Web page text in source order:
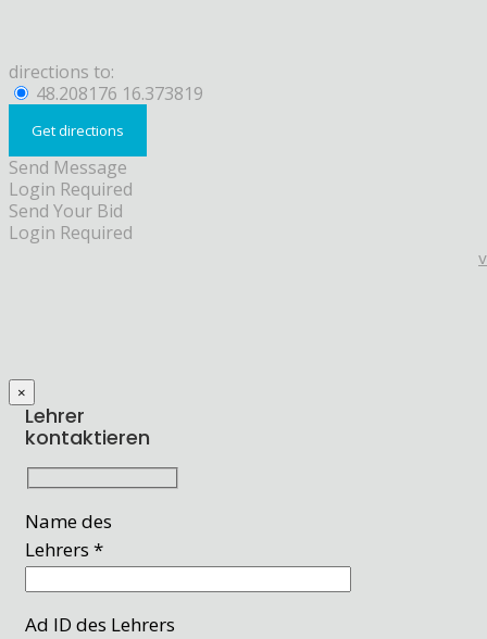
directions to:
48.208176 16.373819
Send Message
Login Required
Send Your Bid
Login Required
×
Lehrer
kontaktieren
Name des
Lehrers *
Ad ID des Lehrers